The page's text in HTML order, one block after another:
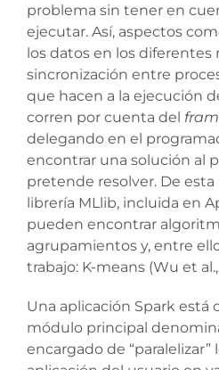
problema sin tener en
ejecutar. Así, aspectos
los datos en los diferentes
sincronización entre
que hacen a la ejecución
corren por cuenta del
delegando en el
encontrar una solución al
pretende resolver. De
librería MLlib, incluida en
pueden encontrar
agrupamientos y, entre
trabajo: K-means (Wu et
Una aplicación Spark está
módulo principal
encargado de “paralelizar”